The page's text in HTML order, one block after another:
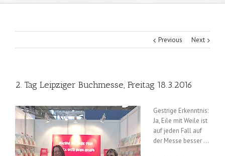
Previous Next
2. Tag Leipziger Buchmesse, Freitag 18.3.2016
Gestrige Erkenntnis:
Ja, Eile mit Weile ist
auf jeden Fall auf
der Messe besser …